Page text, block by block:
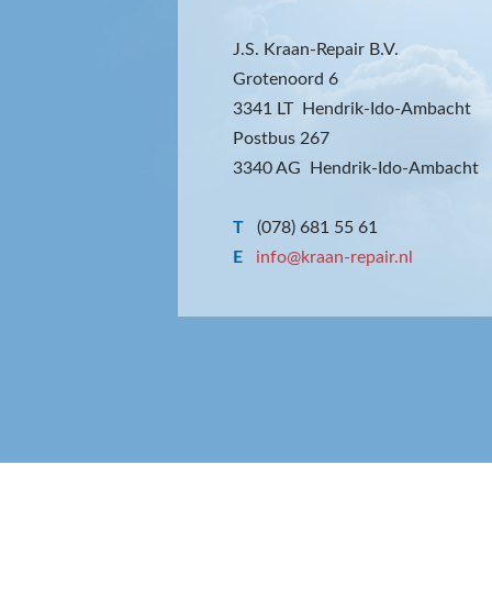
J.S. Kraan-Repair B.V.
Grotenoord 6
3341 LT Hendrik-Ido-Ambacht
Postbus 267
3340 AG Hendrik-Ido-Ambacht
T
(078) 681 55 61
E
info@kraan-repair.nl